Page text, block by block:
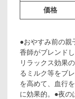
価格
●おやすみ前の親
香師がブレンド
リラックス効果
るミルク等をブ
を高めて、血行
に効果的。●夜の